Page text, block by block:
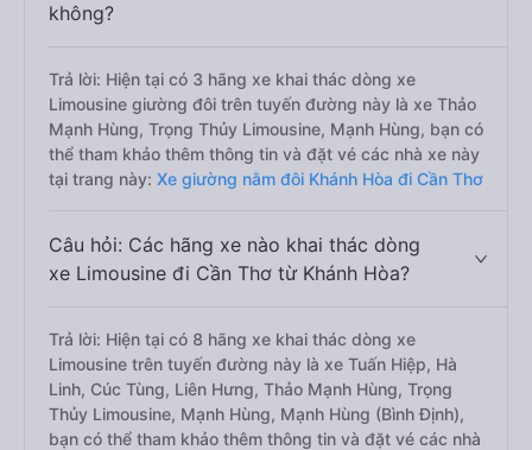
không?
Trả lời: Hiện tại có 3 hãng xe khai thác dòng xe
Limousine giường đôi trên tuyến đường này là xe Thảo
Mạnh Hùng, Trọng Thủy Limousine, Mạnh Hùng, bạn có
thể tham khảo thêm thông tin và đặt vé các nhà xe này
tại trang này: Xe giường nằm đôi Khánh Hòa đi Cần Thơ
Câu hỏi: Các hãng xe nào khai thác dòng
xe Limousine đi Cần Thơ từ Khánh Hòa?
Trả lời: Hiện tại có 8 hãng xe khai thác dòng xe
Limousine trên tuyến đường này là xe Tuấn Hiệp, Hà
Linh, Cúc Tùng, Liên Hưng, Thảo Mạnh Hùng, Trọng
Thủy Limousine, Mạnh Hùng, Mạnh Hùng (Bình Định),
bạn có thể tham khảo thêm thông tin và đặt vé các nhà